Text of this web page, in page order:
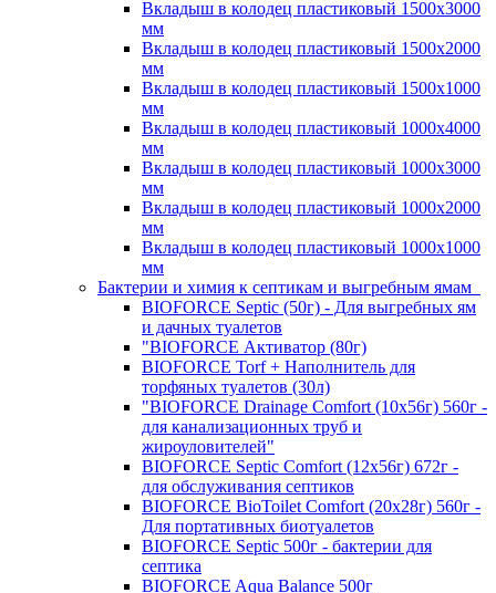
Вкладыш в колодец пластиковый 1500х3000
мм
Вкладыш в колодец пластиковый 1500х2000
мм
Вкладыш в колодец пластиковый 1500х1000
мм
Вкладыш в колодец пластиковый 1000х4000
мм
Вкладыш в колодец пластиковый 1000х3000
мм
Вкладыш в колодец пластиковый 1000х2000
мм
Вкладыш в колодец пластиковый 1000х1000
мм
Бактерии и химия к септикам и выгребным ямам
BIOFORCE Septic (50г) - Для выгребных ям
и дачных туалетов
"BIOFORCE Активатор (80г)
BIOFORCE Torf + Наполнитель для
торфяных туалетов (30л)
"BIOFORCE Drainage Comfort (10x56г) 560г -
для канализационных труб и
жироуловителей"
BIOFORCE Septic Comfort (12x56г) 672г -
для обслуживания септиков
BIOFORCE BioToilet Comfort (20x28г) 560г -
Для портативных биотуалетов
BIOFORCE Septic 500г - бактерии для
септика
BIOFORCE Aqua Balance 500г